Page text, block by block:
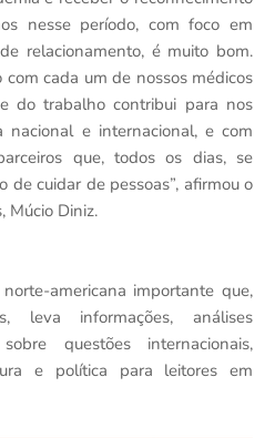
nesse período, com foco em
relacionamento, é muito bom.
cada um de nossos médicos
do trabalho contribui para nos
nacional e internacional, e com
que, todos os dias, se
de cuidar de pessoas”, afirmou o
Múcio Diniz.
americana importante que,
informações, análises
questões internacionais,
e política para leitores em